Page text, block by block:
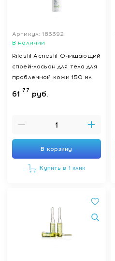
Артикул: 183392
В наличии
Rilastil Acnestil Очищающий
спрей-лосьон для тела для
проблемной кожи 150 мл
61 77 руб.
В корзину
Купить в 1 клик